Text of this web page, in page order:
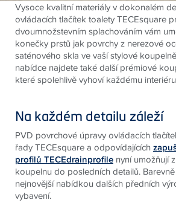
Vysoce kvalitní materiály v dokonalém
ovládacích tlačítek toalety TECEsquare
dvoumnožstevním splachováním vám
konečky prstů jak povrchy z nerezové
saténového skla ve vaší stylové
nabídce najdete také další prémiové
které spolehlivě vyhoví každému
Na každém detailu záleží
PVD povrchové úpravy ovládacích
řady TECEsquare a odpovídajících
profilů TECEdrainprofile nyní umožňují
koupelnu do posledních detailů.
nejnovější nabídkou dalších předních
vybavení.